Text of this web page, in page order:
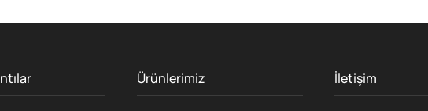
Ürünlerimiz İletişim